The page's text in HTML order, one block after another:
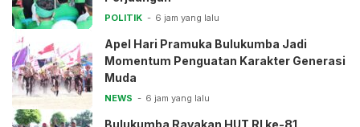
POLITIK 6 jam yang lalu
Apel Hari Pramuka Bulukumba Jadi
Momentum Penguatan Karakter Generasi
Muda
NEWS 6 jam yang lalu
Bulukumba Rayakan HUT RI ke-81,